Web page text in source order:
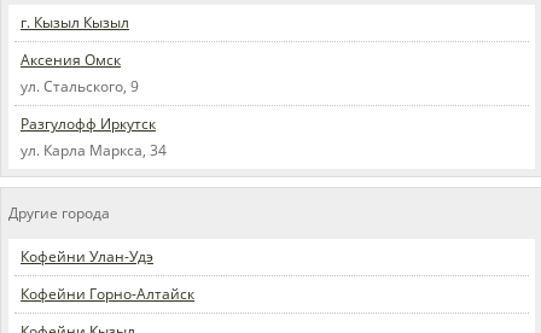
г. Кызыл Кызыл
Аксения Омск
ул. Стальского, 9
Разгулофф Иркутск
ул. Карла Маркса, 34
Другие города
Кофейни Улан-Удэ
Кофейни Горно-Алтайск